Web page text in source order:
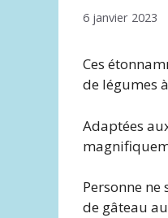
6 janvier 2023
Ces
de légumes
Adaptées
Personne
de gâteau